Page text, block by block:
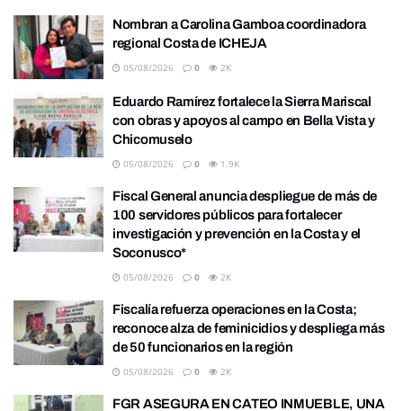
Nombran a Carolina Gamboa coordinadora
regional Costa de ICHEJA
05/08/2026 0 2K
Eduardo Ramírez fortalece la Sierra Mariscal
con obras y apoyos al campo en Bella Vista y
Chicomuselo
05/08/2026 0 1.9K
Fiscal General anuncia despliegue de más de
100 servidores públicos para fortalecer
investigación y prevención en la Costa y el
Soconusco*
05/08/2026 0 2K
Fiscalía refuerza operaciones en la Costa;
reconoce alza de feminicidios y despliega más
de 50 funcionarios en la región
05/08/2026 0 2K
FGR ASEGURA EN CATEO INMUEBLE, UNA